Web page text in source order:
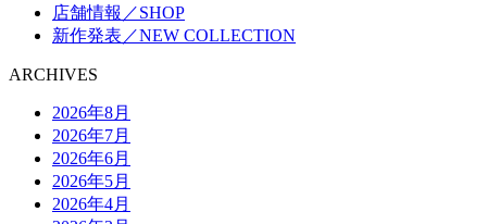
店舗情報／SHOP
新作発表／NEW COLLECTION
ARCHIVES
2026年8月
2026年7月
2026年6月
2026年5月
2026年4月